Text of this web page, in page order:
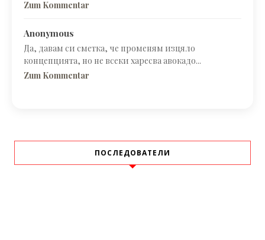
Zum Kommentar
Anonymous
Да, давам си сметка, че променям изцяло
концепцията, но не всеки харесва авокадо...
Zum Kommentar
ПОСЛЕДОВАТЕЛИ